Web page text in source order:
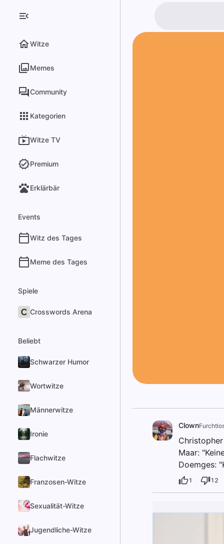
Witze
Memes
Community
Kategorien
Witze TV
Premium
Erklärbär
Events
Witz des Tages
Meme des Tages
Spiele
Crosswords Arena
Beliebt
Schwarzer Humor
Wortwitze
Männerwitze
Ironie
Flachwitze
Franzosen-Witze
Sexualität-Witze
Jugendliche-Witze
Clown
Maar:
Doemges:
1 12